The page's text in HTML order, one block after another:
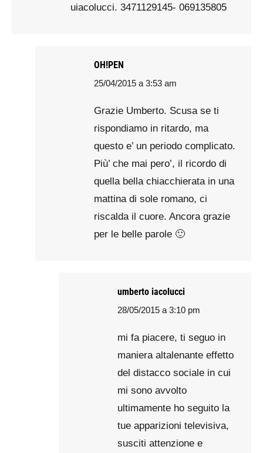
uiacolucci. 3471129145- 069135805
OH!PEN
says:
25/04/2015 a 3:53 am
Grazie Umberto. Scusa se ti
rispondiamo in ritardo, ma
questo e’ un periodo complicato.
Più’ che mai pero’, il ricordo di
quella bella chiacchierata in una
mattina di sole romano, ci
riscalda il cuore. Ancora grazie
per le belle parole 🙂
umberto iacolucci
says:
28/05/2015 a 3:10 pm
mi fa piacere, ti seguo in
maniera altalenante effetto
del distacco sociale in cui
mi sono avvolto
ultimamente ho seguito la
tue apparizioni televisiva,
susciti attenzione e